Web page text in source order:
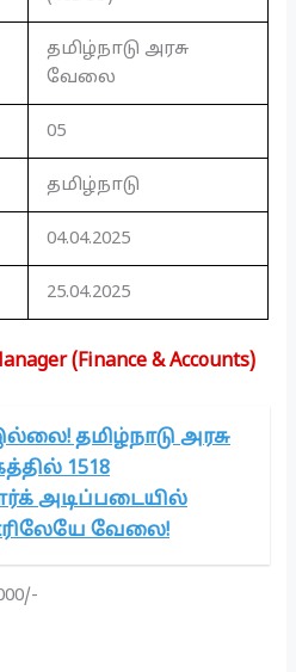
தமிழ்நாடு அரசு
வேலை
05
தமிழ்நாடு
04.04.2025
25.04.2025
(Finance & Accounts)
தமிழ்நாடு அரசு
1518
அடிப்படையில்
வேலை!